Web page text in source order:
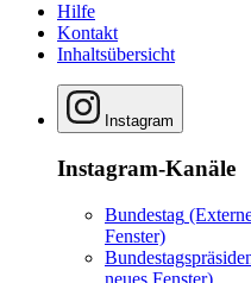
Hilfe
Kontakt
Inhaltsübersicht
Instagram
Instagram-Kanäle
Bundestag
Fenster)
neues Fenster)